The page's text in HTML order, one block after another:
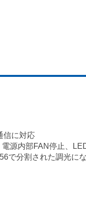
信に対応
源内部FAN停止、
で分割された調光に